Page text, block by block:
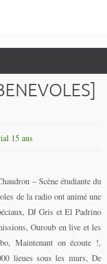
15 ans
– Scène étudiante du
de la radio ont animé une
DJ Gris et El Padrino
Ouroub en live et les
Maintenant on écoute !,
lieues sous les murs, De